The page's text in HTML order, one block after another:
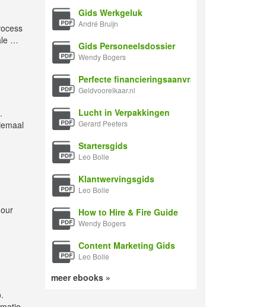
…
Gids Werkgeluk
André Bruijn
Gids Personeelsdossier
Wendy Bogers
Perfecte financieringsaanvraag
Geldvoorelkaar.nl
Lucht in Verpakkingen
Gerard Peeters
Startersgids
Leo Bolle
Klantwervingsgids
Leo Bolle
How to Hire & Fire Guide
Wendy Bogers
Content Marketing Gids
Leo Bolle
meer ebooks »